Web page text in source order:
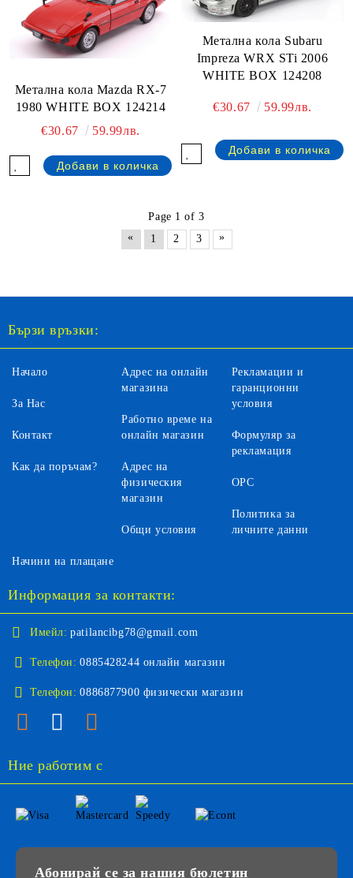
Метална кола Mazda RX-7
1980 WHITE BOX 124214
€30.67
59.99лв.
Метална кола Subaru
Impreza WRX STi 2006
WHITE BOX 124208
€30.67 59.99лв.
Page 1 of 3
«
1 2 3 »
Бързи връзки:
Начало
За Нас
Контакт
Как да поръчам?
Адрес на онлайн
магазина
Работно време на
онлайн магазин
Адрес на
физическия
магазин
Общи условия
Рекламации и
гаранционни
условия
Формуляр за
рекламация
ОРС
Политика за
личните данни
Начини на плащане
Информация за контакти:
Имейл: patilancibg78@gmail.com
Телефон: 0885428244 онлайн магазин
Телефон: 0886877900 физически магазин
Ние работим с
Абонирай се за нашия бюлетин